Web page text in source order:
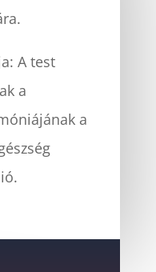
A test
a
a